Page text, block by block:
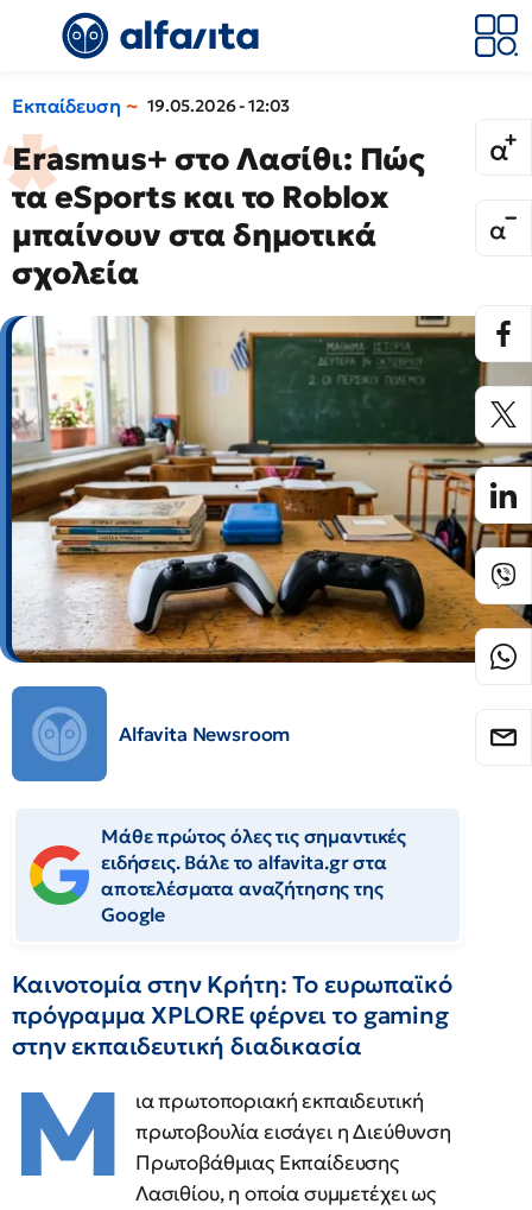
Εκπαίδευση 19.05.2026 - 12:03
Erasmus+ στο Λασίθι: Πώς
τα eSports και το Roblox
μπαίνουν στα δημοτικά
σχολεία
Alfavita Newsroom
Μάθε πρώτος όλες τις σημαντικές
ειδήσεις. Βάλε το alfavita.gr στα
αποτελέσματα αναζήτησης της
Google
Καινοτομία στην Κρήτη: Το ευρωπαϊκό
πρόγραμμα XPLORE φέρνει το gaming
στην εκπαιδευτική διαδικασία
Μ
ια πρωτοποριακή εκπαιδευτική
πρωτοβουλία εισάγει η Διεύθυνση
Πρωτοβάθμιας Εκπαίδευσης
Λασιθίου, η οποία συμμετέχει ως